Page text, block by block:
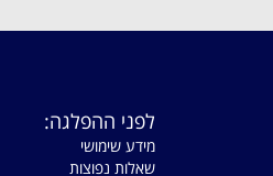
לפני ההפלגה:
מידע שימושי
שאלות נפוצות